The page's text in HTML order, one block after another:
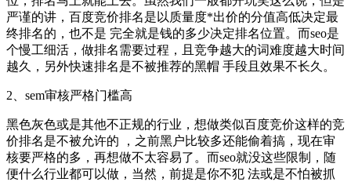
严谨的讲，百度竞价排名是以质量度*出价的分值高低决定最
终排名的，也不是 完全就是钱的多少决定排名位置。而seo是
个慢工细活，做排名需要过程，且竞争越大的词难度越大时间
越久，另外快速排名是不被推荐的黑帽 手段且效果不长久。
2、sem审核严格门槛高
黑色灰色或是其他不正规的行业，想做类似百度竞价这样的竞
价排名是不被允许的 ，之前黑户比较多还能偷着搞，现在审
核要严格的多，再想做不太容易了。而seo就没这些限制，随
便什么行业都可以做，当然，前提是你不犯 法或是不怕被抓